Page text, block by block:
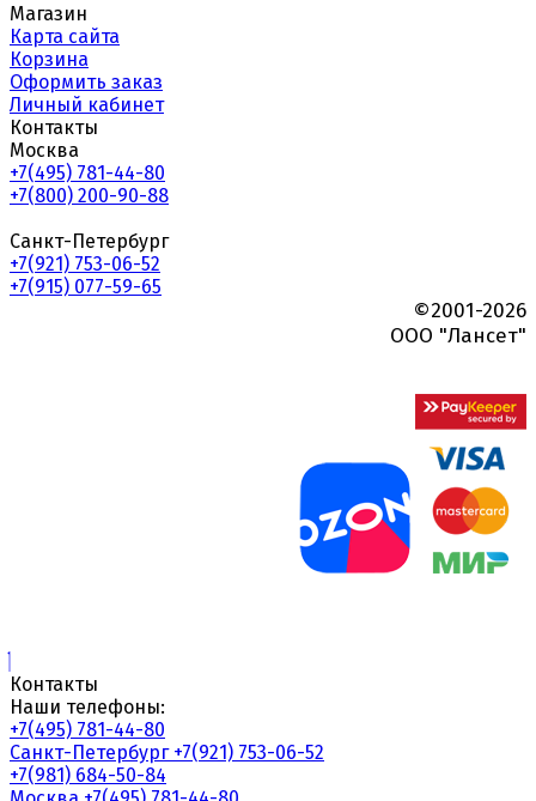
Магазин
Карта сайта
Корзина
Оформить заказ
Личный кабинет
Контакты
Москва
+7(495) 781-44-80
+7(800) 200-90-88
Санкт-Петербург
+7(921) 753-06-52
+7(915) 077-59-65
©2001-2026
ООО "Лансет"
Контакты
Наши телефоны:
+7(495) 781-44-80
Санкт-Петербург +7(921) 753-06-52
+7(981) 684-50-84